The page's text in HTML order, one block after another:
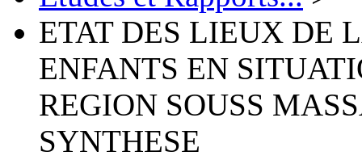
ETAT DES LIEUX DE
ENFANTS EN
REGION SOUSS
SYNTHESE